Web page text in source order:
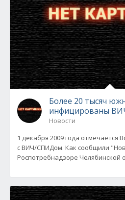
Более 20 тысяч
инфицированы
Новости
1 декабря 2009 года отмечается
с ВИЧ/СПИДом. Как сообщили
Роспотребнадзоре Челябинской